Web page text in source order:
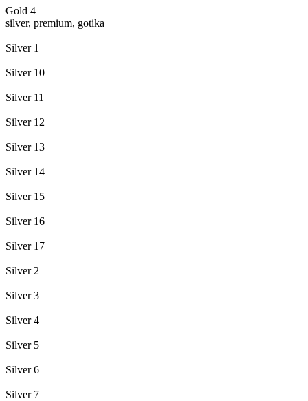
Gold 4
silver, premium, gotika
Silver 1
Silver 10
Silver 11
Silver 12
Silver 13
Silver 14
Silver 15
Silver 16
Silver 17
Silver 2
Silver 3
Silver 4
Silver 5
Silver 6
Silver 7